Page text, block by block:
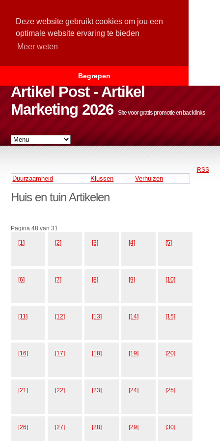
Deze website gebruikt cookies om jou een
optimale website ervaring te bieden
Meer weten
Begrepen
Artikel Post - Artikel
Marketing 2026
Site voor gratis promotie en backlinks
RSS
Duurzaamheid Klussen Verhuizen
Huis en tuin Artikelen
Pagina 48 van 31
[1] [2] [3] [4] [5]
[6] [7] [8] [9] [10]
[11] [12] [13] [14] [15]
[16] [17] [18] [19] [20]
[21] [22] [23] [24] [25]
[26] [27] [28] [29] [30]